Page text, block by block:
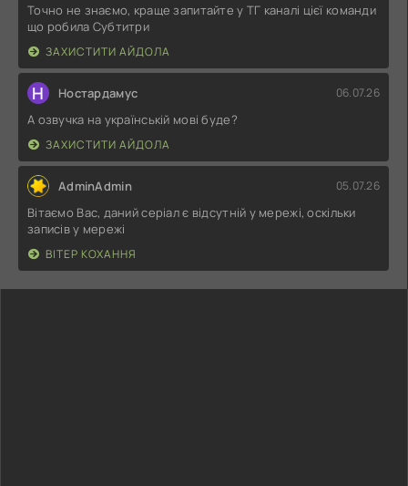
Точно не знаємо, краще запитайте у ТГ каналі цієї команди
що робила Субтитри
ЗАХИСТИТИ АЙДОЛА
Н Ностардамус 06.07.26
А озвучка на українській мові буде?
ЗАХИСТИТИ АЙДОЛА
AdminAdmin 05.07.26
Вітаємо Вас, даний серіал є відсутній у мережі, оскільки
записів у мережі
ВІТЕР КОХАННЯ